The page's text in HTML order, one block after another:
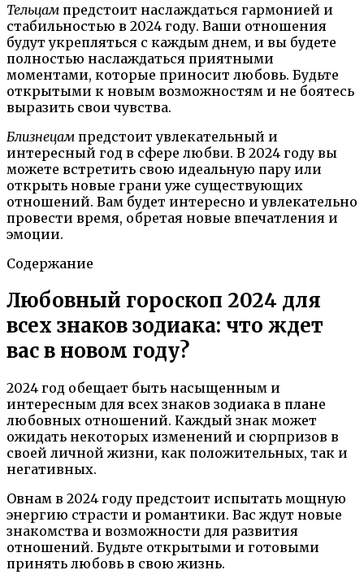
Тельцам предстоит наслаждаться гармонией и
стабильностью в 2024 году. Ваши отношения
будут укрепляться с каждым днем, и вы будете
полностью наслаждаться приятными
моментами, которые приносит любовь. Будьте
открытыми к новым возможностям и не боятесь
выразить свои чувства.
Близнецам предстоит увлекательный и
интересный год в сфере любви. В 2024 году вы
можете встретить свою идеальную пару или
открыть новые грани уже существующих
отношений. Вам будет интересно и увлекательно
провести время, обретая новые впечатления и
эмоции.
Содержание
Любовный гороскоп 2024 для
всех знаков зодиака: что ждет
вас в новом году?
2024 год обещает быть насыщенным и
интересным для всех знаков зодиака в плане
любовных отношений. Каждый знак может
ожидать некоторых изменений и сюрпризов в
своей личной жизни, как положительных, так и
негативных.
Овнам в 2024 году предстоит испытать мощную
энергию страсти и романтики. Вас ждут новые
знакомства и возможности для развития
отношений. Будьте открытыми и готовыми
принять любовь в свою жизнь.